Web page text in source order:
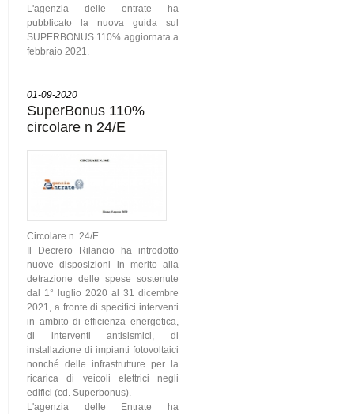
L'agenzia delle entrate ha
pubblicato la nuova guida sul
SUPERBONUS 110% aggiornata a
febbraio 2021.
01-09-2020
SuperBonus 110%
circolare n 24/E
Circolare n. 24/E
Il Decrero Rilancio ha introdotto
nuove disposizioni in merito alla
detrazione delle spese sostenute
dal 1° luglio 2020 al 31 dicembre
2021, a fronte di specifici interventi
in ambito di efficienza energetica,
di interventi antisismici, di
installazione di impianti fotovoltaici
nonché delle infrastrutture per la
ricarica di veicoli elettrici negli
edifici (cd. Superbonus).
L'agenzia delle Entrate ha